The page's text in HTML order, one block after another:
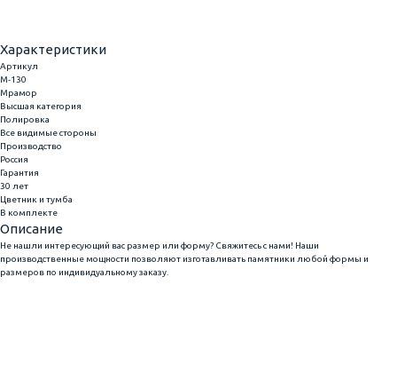
Характеристики
Артикул
M-130
Мрамор
Высшая категория
Полировка
Все видимые стороны
Производство
Россия
Гарантия
30 лет
Цветник и тумба
В комплекте
Описание
Не нашли интересующий вас размер или форму? Свяжитесь с нами! Наши
производственные мощности позволяют изготавливать памятники любой формы и
размеров по индивидуальному заказу.